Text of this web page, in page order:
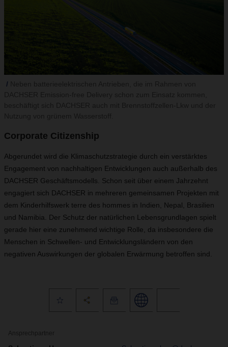
Corporate Citizenship
Abgerundet wird die Klimaschutzstrategie durch ein verstärktes
Engagement von nachhaltigen Entwicklungen auch außerhalb des
DACHSER Geschäftsmodells. Schon seit über einem Jahrzehnt
engagiert sich DACHSER in mehreren gemeinsamen Projekten mit
dem Kinderhilfswerk terre des hommes in Indien, Nepal, Brasilien
und Namibia. Der Schutz der natürlichen Lebensgrundlagen spielt
gerade hier eine zunehmend wichtige Rolle, da insbesondere die
Menschen in Schwellen- und Entwicklungsländern von den
negativen Auswirkungen der globalen Erwärmung betroffen sind.
Ansprechpartner